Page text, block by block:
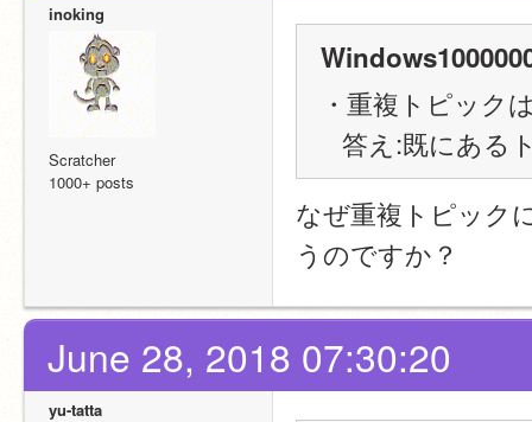
inoking
Scratcher
1000+ posts
・重複トピック
答え:既にあ
なぜ重複トピック
うのですか？
June 28, 2018 07:30:20
yu-tatta